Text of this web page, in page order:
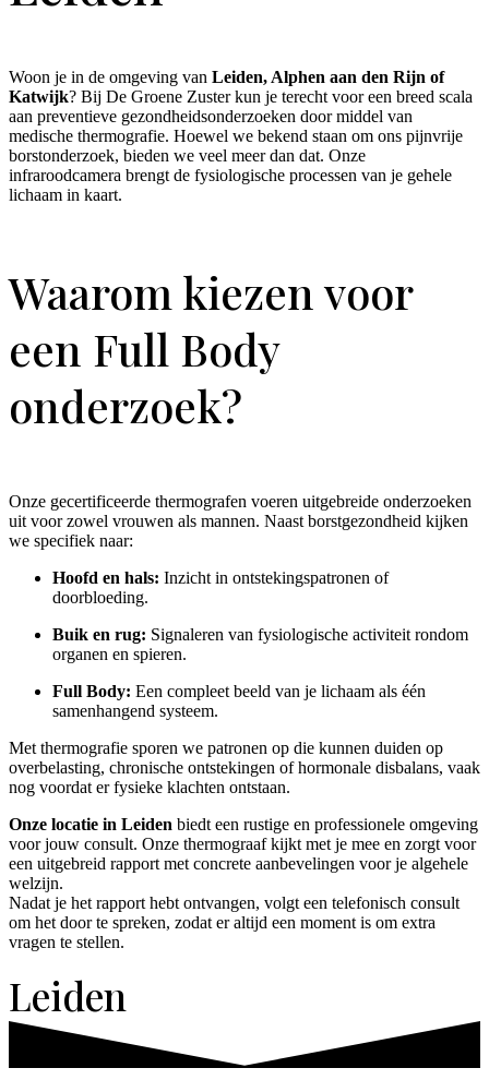
Woon je in de omgeving van Leiden, Alphen aan den Rijn of
Katwijk? Bij De Groene Zuster kun je terecht voor een breed scala
aan preventieve gezondheidsonderzoeken door middel van
medische thermografie. Hoewel we bekend staan om ons pijnvrije
borstonderzoek, bieden we veel meer dan dat. Onze
infraroodcamera brengt de fysiologische processen van je gehele
lichaam in kaart.
Waarom kiezen voor
een Full Body
onderzoek?
Onze gecertificeerde thermografen voeren uitgebreide onderzoeken
uit voor zowel vrouwen als mannen. Naast borstgezondheid kijken
we specifiek naar:
Hoofd en hals: Inzicht in ontstekingspatronen of
doorbloeding.
Buik en rug: Signaleren van fysiologische activiteit rondom
organen en spieren.
Full Body: Een compleet beeld van je lichaam als één
samenhangend systeem.
Met thermografie sporen we patronen op die kunnen duiden op
overbelasting, chronische ontstekingen of hormonale disbalans, vaak
nog voordat er fysieke klachten ontstaan.
Onze locatie in Leiden biedt een rustige en professionele omgeving
voor jouw consult. Onze thermograaf kijkt met je mee en zorgt voor
een uitgebreid rapport met concrete aanbevelingen voor je algehele
welzijn.
Nadat je het rapport hebt ontvangen, volgt een telefonisch consult
om het door te spreken, zodat er altijd een moment is om extra
vragen te stellen.
Leiden